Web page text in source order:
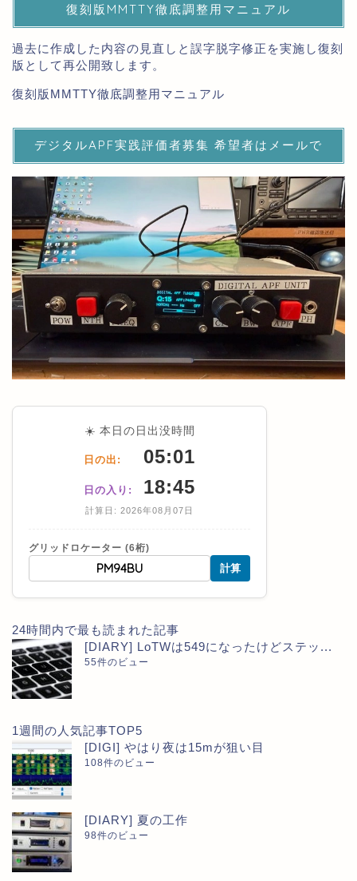
復刻版MMTTY徹底調整用マニュアル
過去に作成した内容の見直しと誤字脱字修正を実施し復刻
版として再公開致します。
復刻版MMTTY徹底調整用マニュアル
デジタルAPF実践評価者募集 希望者はメールで
☀️ 本日の日出没時間
日の出: 05:01
日の入り: 18:45
計算日: 2026年08月07日
グリッドロケーター (6桁)
計算
24時間内で最も読まれた記事
[DIARY] LoTWは549になったけどステッ...
55件のビュー
1週間の人気記事TOP5
[DIGI] やはり夜は15mが狙い目
108件のビュー
[DIARY] 夏の工作
98件のビュー